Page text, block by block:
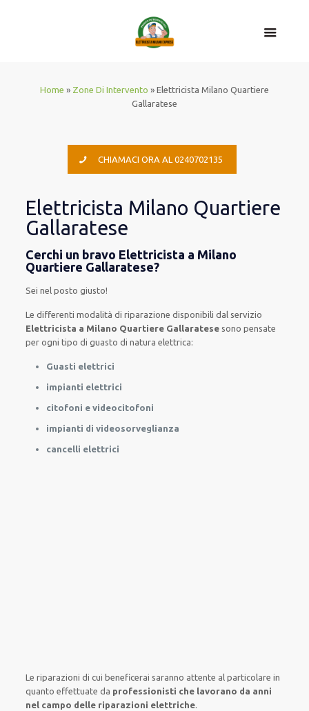
Home » Zone Di Intervento » Elettricista Milano Quartiere
Gallaratese
CHIAMACI ORA AL 0240702135
Elettricista Milano Quartiere
Gallaratese
Cerchi un bravo Elettricista a Milano
Quartiere Gallaratese?
Sei nel posto giusto!
Ledifferenti modalità diriparazione disponibili dal servizio
Elettricista a Milano Quartiere Gallaratese sonopensate
perogni tipo di guasto di natura elettrica:
Guasti elettrici
impianti elettrici
citofoni e videocitofoni
impianti di videosorveglianza
cancelli elettrici
Le riparazioni di cui beneficerai saranno attente al particolare in
quanto effettuate da professionisti che lavorano da anni
nel campo delle riparazioni elettriche.